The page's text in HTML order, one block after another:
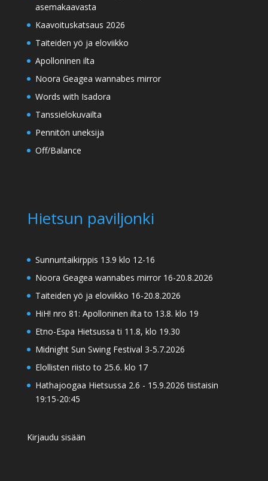
asemakaavasta
Kaavoituskatsaus 2026
Taiteiden yö ja eloviikko
Apolloninen ilta
Noora Geagea wannabes mirror
Words with Isadora
Tanssielokuvailta
Pennitön uneksija
Off/Balance
Hietsun paviljonki
Sunnuntaikirppis 13.9 klo 12-16
Noora Geagea wannabes mirror 16-20.8.2026
Taiteiden yö ja eloviikko 16-20.8.2026
HiH! nro 81: Apolloninen ilta to 13.8. klo 19
Etno-Espa Hietsussa ti 11.8, klo 19.30
Midnight Sun Swing Festival 3-5.7.2026
Elollisten riisto to 25.6. klo 17
Hathajoogaa Hietsussa 2.6 - 15.9.2026 tiistaisin
19:15-20:45
Kirjaudu sisään